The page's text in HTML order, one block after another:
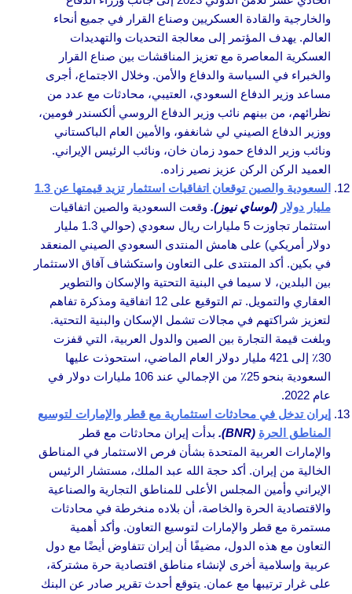
والخارجية والقادة العسكريين وصناع القرار في جميع أنحاء
العالم. يهدف المؤتمر إلى معالجة التحديات والتهديدات
العسكرية المعاصرة مع تعزيز المناقشات بين صناع القرار
والخبراء في السياسة والدفاع والأمن. وخلال الاجتماع، أجرى
مساعد وزير الدفاع السعودي، العتيبي، محادثات مع عدد من
نظرائهم، من بينهم نائب وزير الدفاع الروسي ألكسندر فومين،
ووزير الدفاع الصيني لي شانغفو، والأمين العام الباكستاني
ونائب وزير الدفاع حمود زمان خان، ونائب الرئيس الإيراني.
العميد الركن الركن عزيز نصير زاده.
السعودية والصين توقعان اتفاقيات استثمار تزيد قيمتها عن 1.3
مليار دولار (لوساي نيوز). وقعت السعودية والصين اتفاقيات
استثمار تجاوزت 5 مليارات ريال سعودي (حوالي 1.3 مليار
دولار أمريكي) على هامش المنتدى السعودي الصيني المنعقد
في بكين. أكد المنتدى على التعاون واستكشاف آفاق الاستثمار
بين البلدين، لا سيما في البنية التحتية والإسكان والتطوير
العقاري والتمويل. تم التوقيع على 12 اتفاقية ومذكرة تفاهم
لتعزيز شراكتهم في مجالات تشمل الإسكان والبنية التحتية.
وبلغت قيمة التجارة بين الصين والدول العربية، التي قفزت
30٪ إلى 421 مليار دولار العام الماضي، استحوذت عليها
السعودية بنحو 25٪ من الإجمالي عند 106 مليارات دولار في
عام 2022.
إيران تدخل في محادثات استثمارية مع قطر والإمارات لتوسيع
المناطق الحرة (BNR).
بدأت إيران محادثات مع قطر
والإمارات العربية المتحدة بشأن فرص الاستثمار في المناطق
الخالية من إيران. أكد حجة الله عبد الملك، مستشار الرئيس
الإيراني وأمين المجلس الأعلى للمناطق التجارية والصناعية
والاقتصادية الحرة والخاصة، أن بلاده منخرطة في محادثات
مستمرة مع قطر والإمارات لتوسيع التعاون. وأكد أهمية
التعاون مع هذه الدول، مضيفًا أن إيران تتفاوض أيضًا مع دول
عربية وإسلامية أخرى لإنشاء مناطق اقتصادية حرة مشتركة،
على غرار ترتيبها مع عمان. يتوقع أحدث تقرير صادر عن البنك